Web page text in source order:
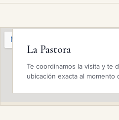
La Pastora
Te coordinamos la visita y te
ubicación exacta al momento